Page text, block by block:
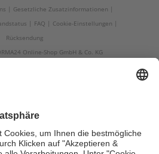
Gesetzliche Zusatzinformationen
FAQ
Cookie-Einstellungen
Rücksendung
Online-Shop GmbH & Co. KG